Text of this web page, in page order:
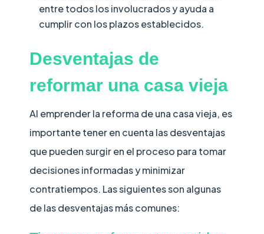
entre todos los involucrados y ayuda a
cumplir con los plazos establecidos.
Desventajas de
reformar una casa vieja
Al emprender la reforma de una casa vieja, es
importante tener en cuenta las desventajas
que pueden surgir en el proceso para tomar
decisiones informadas y minimizar
contratiempos. Las siguientes son algunas
de las desventajas más comunes: